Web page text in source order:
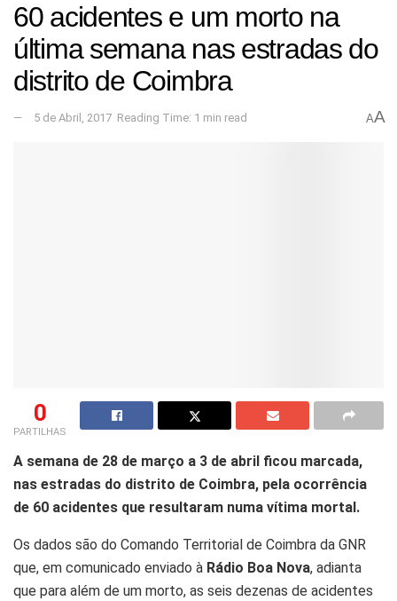
60 acidentes e um morto na
última semana nas estradas do
distrito de Coimbra
5 de Abril, 2017 Reading Time: 1 min read AA
0
PARTILHAS
A semana de 28 de março a 3 de abril ficou marcada,
nas estradas do distrito de Coimbra, pela ocorrência
de 60 acidentes que resultaram numa vítima mortal.
Os dados são do Comando Territorial de Coimbra da GNR
que, em comunicado enviado à Rádio Boa Nova, adianta
que para além de um morto, as seis dezenas de acidentes